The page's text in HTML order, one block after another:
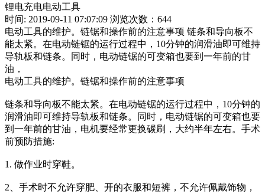
锂电充电电动工具
时间: 2019-09-11 07:07:09 浏览次数：644
电动工具的维护。链锯和操作前的注意事项 链条和导向板不
能太紧。在电动链锯的运行过程中，10分钟的润滑油即可维持
导轨板和链条。同时，电动链锯的可变箱也要到一年前的甘
油，
电动工具的维护。链锯和操作前的注意事项
链条和导向板不能太紧。在电动链锯的运行过程中，10分钟的
润滑油即可维持导轨板和链条。同时，电动链锯的可变箱也要
到一年前的甘油，电机要经常更换碳刷，大约半年左右。手术
前预防措施:
1. 做作业时穿鞋。
2、手术时不允许穿肥、开的衣服和短裤，不允许佩戴饰物，